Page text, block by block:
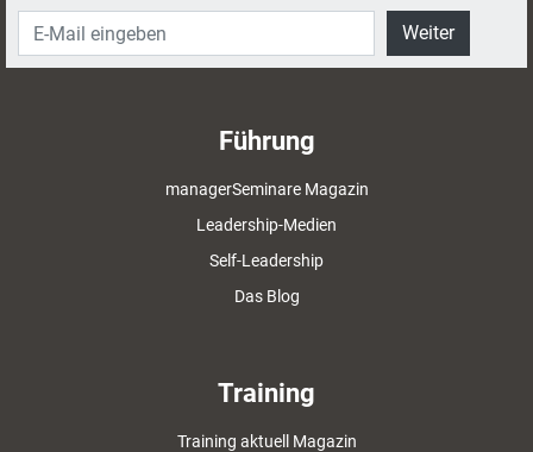
Weiter
Führung
managerSeminare Magazin
Leadership-Medien
Self-Leadership
Das Blog
Training
Training aktuell Magazin